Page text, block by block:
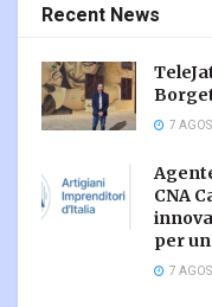
Recent News
7
CNA
per
7